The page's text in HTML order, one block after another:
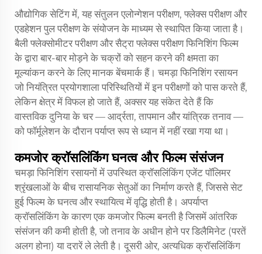
औद्योगिक सेटिंग में, यह संतुलन एलोन्गेशन परीक्षण, फ्लेक्स परीक्षण और
एडहेशन पुल परीक्षण के संयोजन के माध्यम से स्थापित किया जाता है।
बैली फ्लेक्सोमीटर परीक्षण और सैट्रा फ्लेक्स परीक्षण फिनिशिंग फिल्म
के द्वारा बार-बार मोड़ने के चक्रों को सहन करने की क्षमता का
मूल्यांकन करने के लिए मानक बेंचमार्क हैं। चमड़ा फिनिशिंग रसायन
जो नियंत्रित प्रयोगशाला परिस्थितियों में इन परीक्षणों को पास करते हैं,
लेकिन क्षेत्र में विफल हो जाते हैं, अक्सर यह संकेत देते हैं कि
वास्तविक दुनिया के चर — आर्द्रता, तापमान और यांत्रिक तनाव —
को फॉर्मूलेशन के दौरान पर्याप्त रूप से ध्यान में नहीं रखा गया था।
कमजोर क्रॉसलिंकिंग घनत्व और फिल्म संसंजन
चमड़ा फिनिशिंग रसायनों में उपस्थित क्रॉसलिंकिंग एजेंट पॉलिमर
श्रृंखलाओं के बीच रासायनिक सेतुओं का निर्माण करते हैं, जिससे सेट
हुई फिल्म के घनत्व और स्थायित्व में वृद्धि होती है। अपर्याप्त
क्रॉसलिंकिंग के कारण एक कमजोर फिल्म बनती है जिसमें आंतरिक
संसंजन की कमी होती है, जो तनाव के अधीन होने पर डिलैमिनेट (परतें
अलग होना) या दरारें ले लेती है। दूसरी ओर, अत्यधिक क्रॉसलिंकिंग